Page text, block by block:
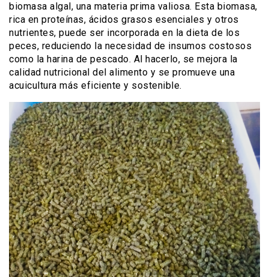
biomasa algal, una materia prima valiosa. Esta biomasa,
rica en proteínas, ácidos grasos esenciales y otros
nutrientes, puede ser incorporada en la dieta de los
peces, reduciendo la necesidad de insumos costosos
como la harina de pescado. Al hacerlo, se mejora la
calidad nutricional del alimento y se promueve una
acuicultura más eficiente y sostenible.